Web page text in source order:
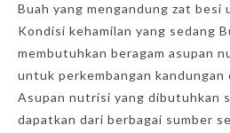
Buah yang mengandung zat besi
Kondisi kehamilan yang sedang
membutuhkan beragam asupan
untuk perkembangan kandungan
Asupan nutrisi yang dibutuhkan
dapatkan dari berbagai sumber